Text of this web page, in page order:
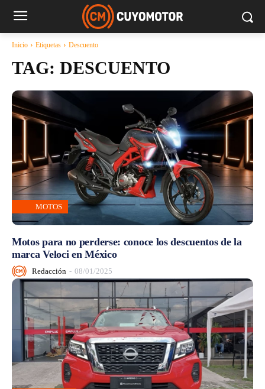
Inicio Etiquetas Descuento
TAG: DESCUENTO
MOTOS
Motos para no perderse: conoce los descuentos de la
marca Veloci en México
Redacción - 08/01/2025